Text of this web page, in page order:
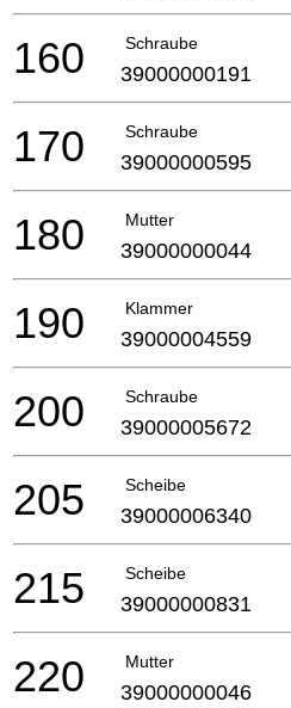
Schraube
160 39000000191
Schraube
170 39000000595
Mutter
180 39000000044
Klammer
190 39000004559
Schraube
200 39000005672
Scheibe
205 39000006340
Scheibe
215 39000000831
Mutter
220 39000000046